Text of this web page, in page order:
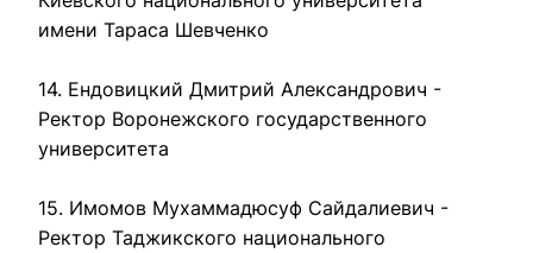
имени Тараса Шевченко
14. Ендовицкий Дмитрий Александрович -
Ректор Воронежского государственного
университета
15. Имомов Мухаммадюсуф Сайдалиевич -
Ректор Таджикского национального